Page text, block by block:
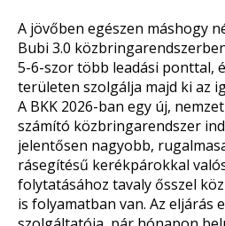
A jövőben egészen máshogy
Bubi 3.0
5-6-szor több leadási ponttal,
területen szolgálja majd ki az
A BKK 2026-ban egy új,
számító közbringarendszer
jelentősen nagyobb,
rásegítésű kerékpárokkal
folytatásához tavaly ősszel
is folyamatban van. Az eljárás